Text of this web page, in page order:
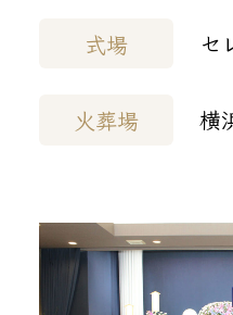
式場 セ
火葬場 横